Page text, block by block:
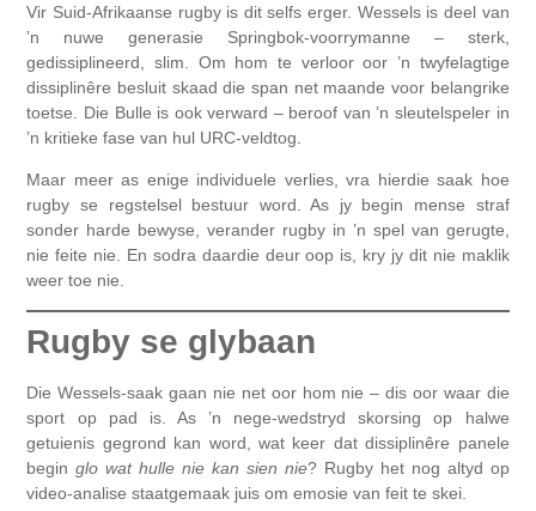
Vir Suid-Afrikaanse rugby is dit selfs erger. Wessels is deel van
’n nuwe generasie Springbok-voorrymanne – sterk,
gedissiplineerd, slim. Om hom te verloor oor ’n twyfelagtige
dissiplinêre besluit skaad die span net maande voor belangrike
toetse. Die Bulle is ook verward – beroof van ’n sleutelspeler in
’n kritieke fase van hul URC-veldtog.
Maar meer as enige individuele verlies, vra hierdie saak hoe
rugby se regstelsel bestuur word. As jy begin mense straf
sonder harde bewyse, verander rugby in ’n spel van gerugte,
nie feite nie. En sodra daardie deur oop is, kry jy dit nie maklik
weer toe nie.
Rugby se glybaan
Die Wessels-saak gaan nie net oor hom nie – dis oor waar die
sport op pad is. As ’n nege-wedstryd skorsing op halwe
getuienis gegrond kan word, wat keer dat dissiplinêre panele
beginglo wat hulle nie kan sien nie? Rugby het nog altyd op
video-analise staatgemaak juis om emosie van feit te skei.